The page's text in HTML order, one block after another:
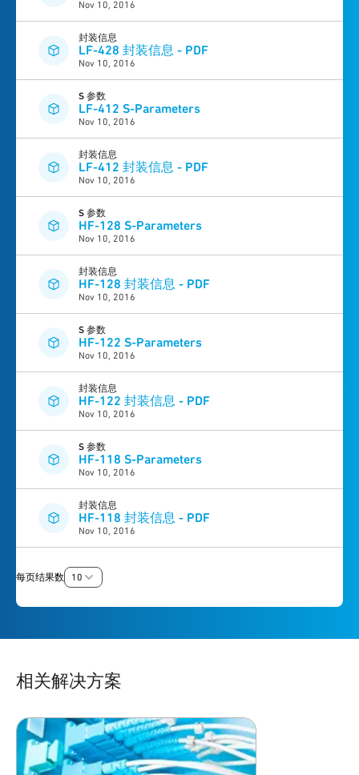
Nov 10, 2016
封装信息
LF-428 封装信息 - PDF
Nov 10, 2016
S 参数
LF-412 S-Parameters
Nov 10, 2016
封装信息
LF-412 封装信息 - PDF
Nov 10, 2016
S 参数
HF-128 S-Parameters
Nov 10, 2016
封装信息
HF-128 封装信息 - PDF
Nov 10, 2016
S 参数
HF-122 S-Parameters
Nov 10, 2016
封装信息
HF-122 封装信息 - PDF
Nov 10, 2016
S 参数
HF-118 S-Parameters
Nov 10, 2016
封装信息
HF-118 封装信息 - PDF
Nov 10, 2016
每页结果数 10
相关解决方案